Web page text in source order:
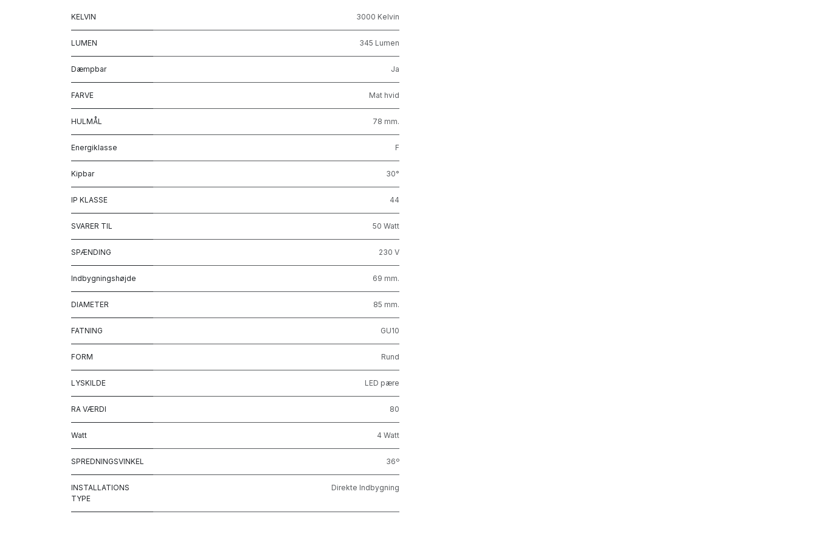
KELVIN 3000 Kelvin
LUMEN 345 Lumen
Dæmpbar Ja
FARVE Mat hvid
HULMÅL 78 mm.
Energiklasse F
Kipbar 30°
IP KLASSE 44
SVARER TIL 50 Watt
SPÆNDING 230 V
Indbygningshøjde 69 mm.
DIAMETER 85 mm.
FATNING GU10
FORM Rund
LYSKILDE LED pære
RA VÆRDI 80
Watt 4 Watt
SPREDNINGSVINKEL 36º
INSTALLATIONS
TYPE
Direkte Indbygning